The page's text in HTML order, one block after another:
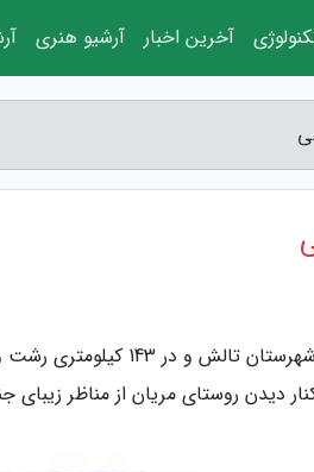
به گزارش نوای پرنده پارسی، روستای
روستای مریان از مناظر زیبای
آخرین اخبار آرشیو هنری